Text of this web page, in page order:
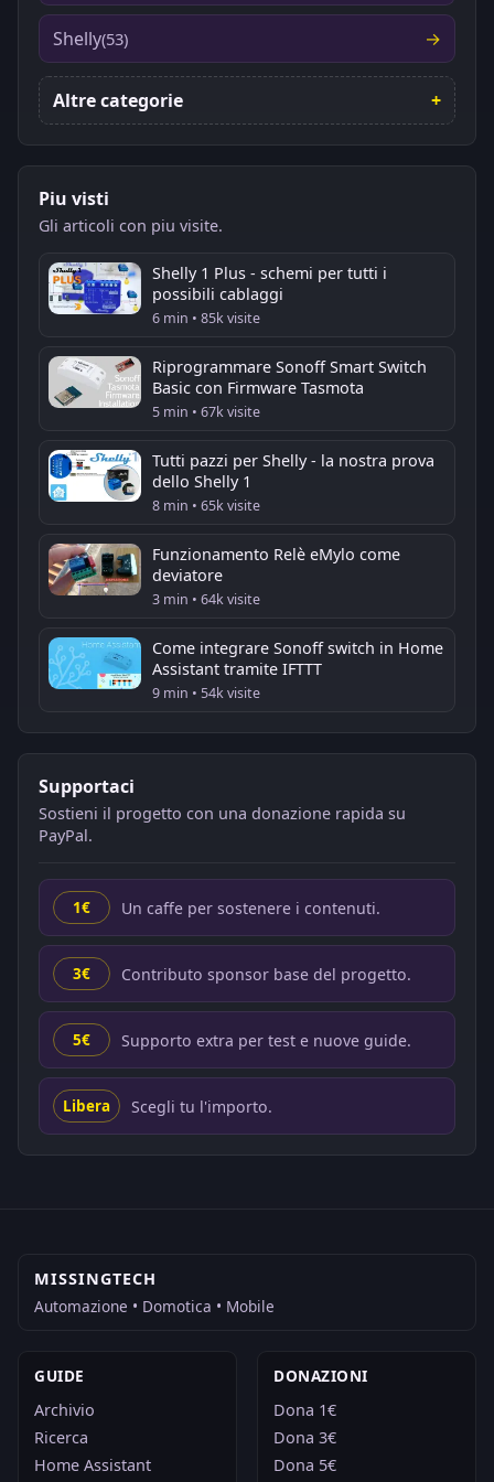
Shelly(53)
Altre categorie
Piu visti
Gli articoli con piu visite.
Shelly 1 Plus - schemi per tutti i
possibili cablaggi
6 min • 85k visite
Riprogrammare Sonoff Smart Switch
Basic con Firmware Tasmota
5 min • 67k visite
Tutti pazzi per Shelly - la nostra prova
dello Shelly 1
8 min • 65k visite
Funzionamento Relè eMylo come
deviatore
3 min • 64k visite
Come integrare Sonoff switch in Home
Assistant tramite IFTTT
9 min • 54k visite
Supportaci
Sostieni il progetto con una donazione rapida su
PayPal.
1€ Un caffe per sostenere i contenuti.
3€ Contributo sponsor base del progetto.
5€ Supporto extra per test e nuove guide.
Libera Scegli tu l'importo.
MISSINGTECH
Automazione • Domotica • Mobile
GUIDE
Archivio
Ricerca
Home Assistant
DONAZIONI
Dona 1€
Dona 3€
Dona 5€